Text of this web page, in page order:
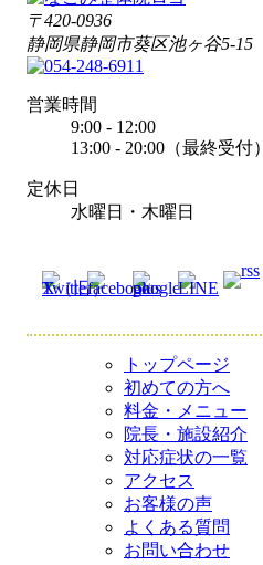
〒420-0936
静岡県静岡市葵区池ヶ谷5-15
営業時間
9:00 - 12:00
13:00 - 20:00（最終受付）
定休日
水曜日・木曜日
トップページ
初めての方へ
料金・メニュー
院長・施設紹介
対応症状の一覧
アクセス
お客様の声
よくある質問
お問い合わせ